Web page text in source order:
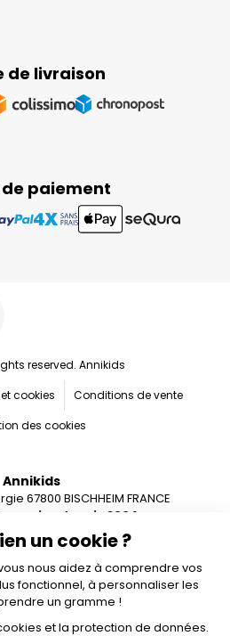
de paiement
de livraison
un cookie ?
nous aidez à comprendre vos
fonctionnel, à personnaliser les
un gramme !
et la protection de données.
reserved. Annikids
cookies
Conditions de vente
des cookies
Annikids
67800 BISCHHEIM FRANCE
depuis 2004